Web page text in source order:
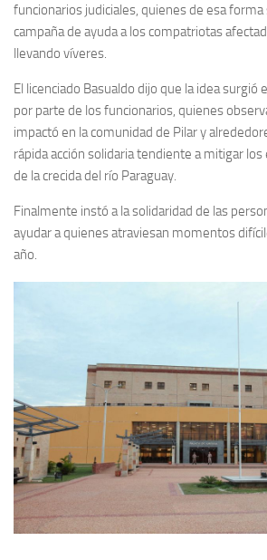
funcionarios judiciales, quienes de esa forma
campaña de ayuda a los compatriotas
llevando víveres.
El licenciado Basualdo dijo que la idea
por parte de los funcionarios, quienes
impactó en la comunidad de Pilar y
rápida acción solidaria tendiente a mitigar
de la crecida del río Paraguay.
Finalmente instó a la solidaridad de las
ayudar a quienes atraviesan momentos
año.